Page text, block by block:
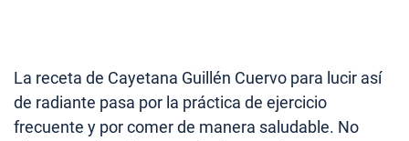
La receta de Cayetana Guillén Cuervo para lucir así
de radiante pasa por la práctica de ejercicio
frecuente y por comer de manera saludable. No